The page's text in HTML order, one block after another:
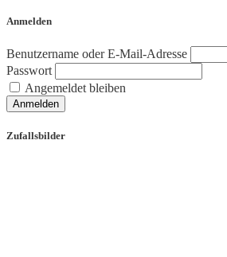
Anmelden
Benutzername oder E-Mail-Adresse
Passwort
Angemeldet bleiben
Anmelden
Zufallsbilder